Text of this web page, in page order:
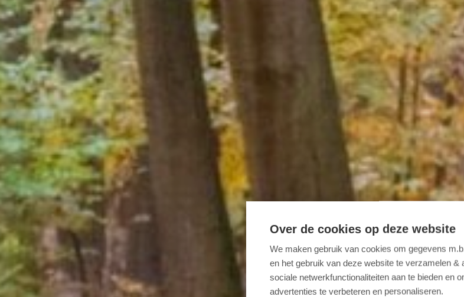
Over de cookies op deze website
We maken gebruik van cookies om gegevens
en het gebruik van deze website te verzamelen &
sociale netwerkfunctionaliteiten aan te bieden en
advertenties te verbeteren en personaliseren.